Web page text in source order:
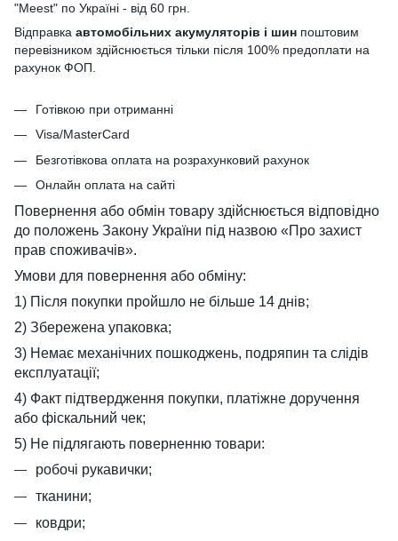
"Meest" по Україні - від 60 грн.
Відправка автомобільних акумуляторів і шин поштовим
перевізником здійснюється тільки після 100% предоплати на
рахунок ФОП.
Готівкою при отриманні
Visa/MasterCard
Безготівкова оплата на розрахунковий рахунок
Онлайн оплата на сайті
Повернення або обмін товару здійснюється відповідно
до положень Закону України під назвою «Про захист
прав споживачів».
Умови для повернення або обміну:
1) Після покупки пройшло не більше 14 днів;
2) Збережена упаковка;
3) Немає механічних пошкоджень, подряпин та слідів
експлуатації;
4) Факт підтвердження покупки, платіжне доручення
або фіскальний чек;
5) Не підлягають поверненню товари:
робочі рукавички;
тканини;
ковдри;